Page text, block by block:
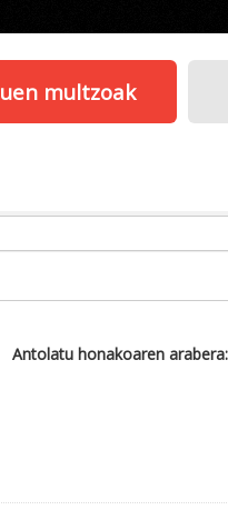
multzoak
Antolatu honakoaren arabera